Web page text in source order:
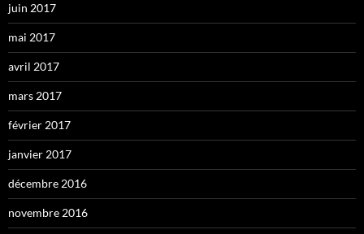
juin 2017
mai 2017
avril 2017
mars 2017
février 2017
janvier 2017
décembre 2016
novembre 2016